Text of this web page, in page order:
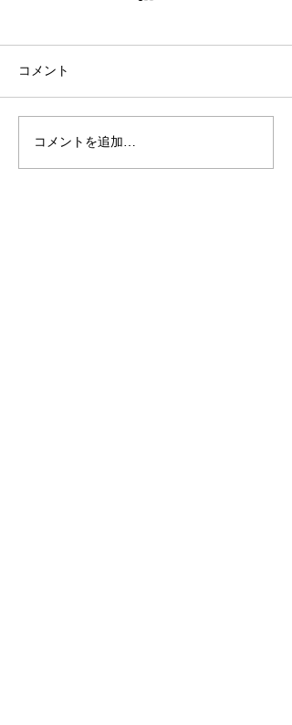
〈Interview〉スケシュー
を分解し、再構築する
コメント
コメントを追加…